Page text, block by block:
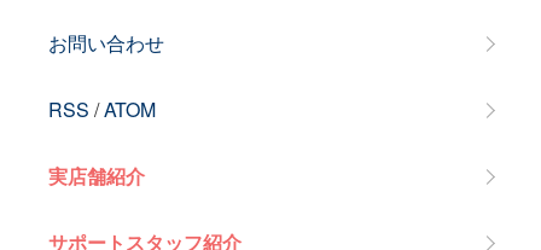
お問い合わせ
RSS /ATOM
実店舗紹介
サポートスタッフ紹介